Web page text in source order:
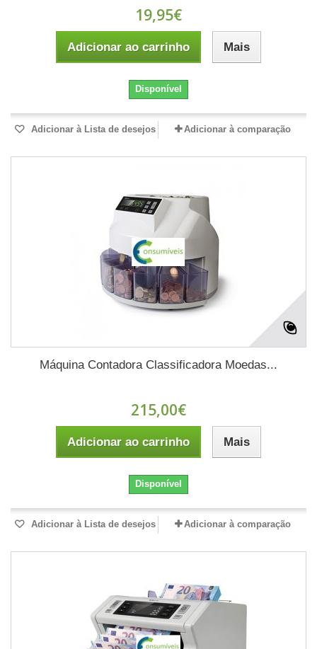
19,95€
Adicionar ao carrinho Mais
Disponível
Adicionar à Lista de desejos Adicionar à comparação
Máquina Contadora Classificadora Moedas...
215,00€
Adicionar ao carrinho Mais
Disponível
Adicionar à Lista de desejos Adicionar à comparação